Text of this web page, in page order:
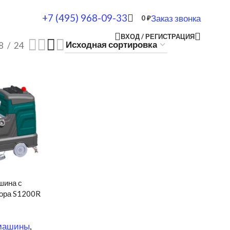
+7 (495) 968-09-33 0₽Заказ звонка
ВХОД / РЕГИСТРАЦИЯ
24
с
S1200R
,